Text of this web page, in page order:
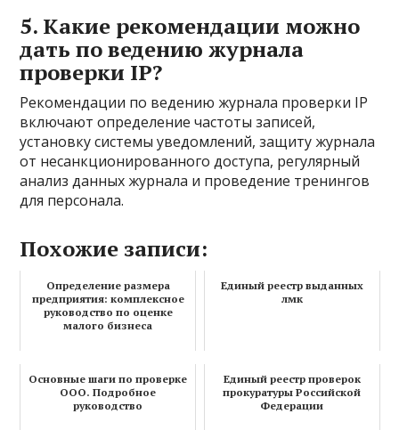
5. Какие рекомендации можно
дать по ведению журнала
проверки IP?
Рекомендации по ведению журнала проверки IP
включают определение частоты записей,
установку системы уведомлений, защиту журнала
от несанкционированного доступа, регулярный
анализ данных журнала и проведение тренингов
для персонала.
Похожие записи:
Определение размера
предприятия: комплексное
руководство по оценке
малого бизнеса
Единый реестр выданных
лмк
Основные шаги по проверке
ООО. Подробное
руководство
Единый реестр проверок
прокуратуры Российской
Федерации